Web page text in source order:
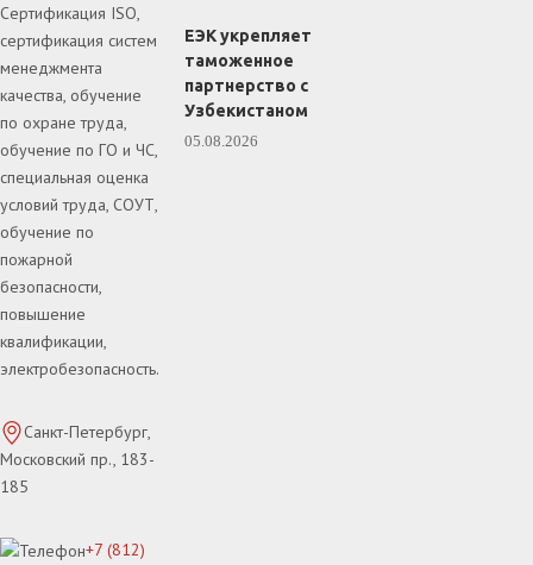
Сертификация ISO,
сертификация систем
менеджмента
качества, обучение
по охране труда,
обучение по ГО и ЧС,
специальная оценка
условий труда, СОУТ,
обучение по
пожарной
безопасности,
повышение
квалификации,
электробезопасность.
Санкт-Петербург,
Московский пр., 183-
185
+7 (812)
ЕЭК укрепляет
таможенное
партнерство с
Узбекистаном
05.08.2026